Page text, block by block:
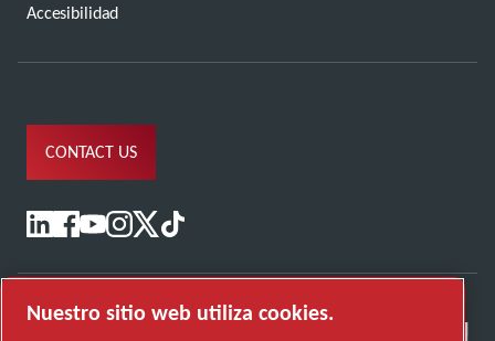
Accesibilidad
CONTACT US
Nuestro sitio web utiliza cookies.